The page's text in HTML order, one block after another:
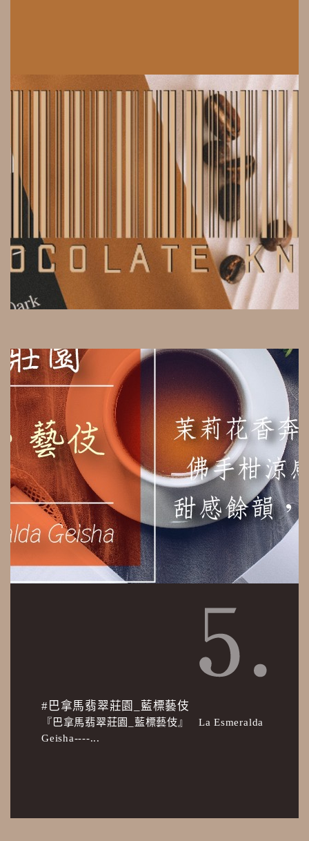
#巴拿馬翡翠莊園_藍標藝伎
『巴拿馬翡翠莊園_藍標藝伎』 La Esmeralda
Geisha----...